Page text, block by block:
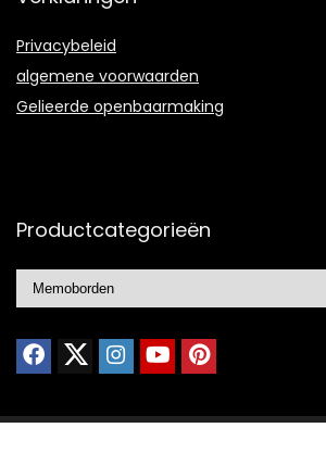
Privacybeleid
algemene voorwaarden
Gelieerde openbaarmaking
Productcategorieën